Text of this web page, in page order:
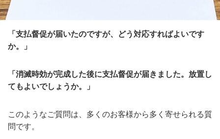
「支払督促が届いたのですが、どう対応すればよいです
か。」
「消滅時効が完成した後に支払督促が届きました。放置し
てもよいでしょうか。」
このようなご質問は、多くのお客様から多く寄せられる質
問です。